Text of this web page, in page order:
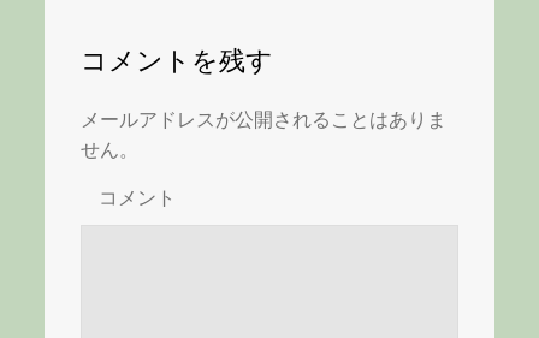
ナ
ビ
ゲ
ー
コメントを残す
メールアドレスが公開されることはありま
せん。
コメント